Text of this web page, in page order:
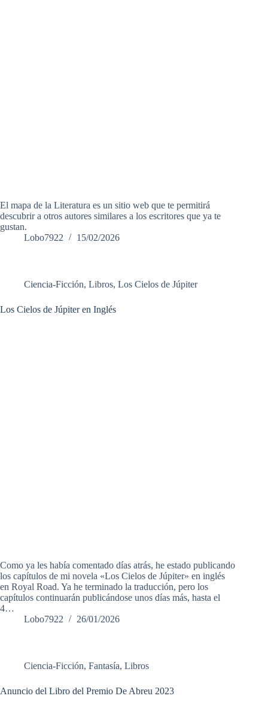
El mapa de la Literatura es un sitio web que te permitirá
descubrir a otros autores similares a los escritores que ya te
gustan.
Lobo7922
15/02/2026
Ciencia-Ficción, Libros, Los Cielos de Júpiter
Los Cielos de Júpiter en Inglés
Como ya les había comentado días atrás, he estado publicando
los capítulos de mi novela «Los Cielos de Júpiter» en inglés
en Royal Road. Ya he terminado la traducción, pero los
capítulos continuarán publicándose unos días más, hasta el
4…
Lobo7922
26/01/2026
Ciencia-Ficción, Fantasía, Libros
Anuncio del Libro del Premio De Abreu 2023